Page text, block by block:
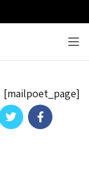
[mailpoet_page]